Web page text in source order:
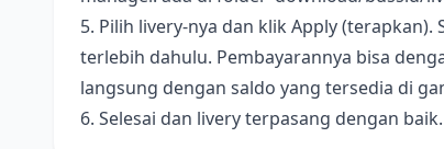
5. Pilih livery-nya dan klik Apply
terlebih dahulu. Pembayarannya bisa
langsung dengan saldo yang tersedia di
6. Selesai dan livery terpasang dengan baik.